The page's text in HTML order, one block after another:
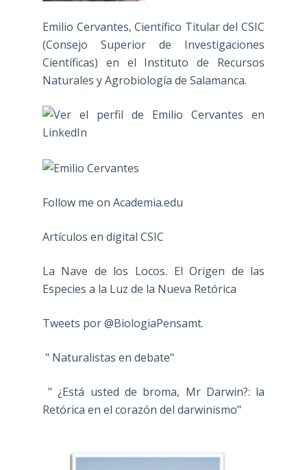
Emilio Cervantes, Científico Titular del CSIC
(Consejo Superior de Investigaciones
Científicas) en el Instituto de Recursos
Naturales y Agrobiología de Salamanca.
Follow me on Academia.edu
Artículos en digital CSIC
La Nave de los Locos. El Origen de las
Especies a la Luz de la Nueva Retórica
Tweets por @BiologiaPensamt.
" Naturalistas en debate"
" ¿Está usted de broma, Mr Darwin?: la
Retórica en el corazón del darwinismo"